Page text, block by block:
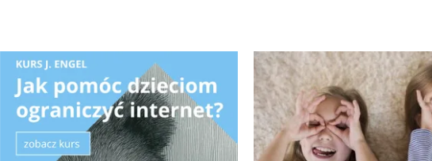
Interesują mnie wydarzenia z tego regionu: